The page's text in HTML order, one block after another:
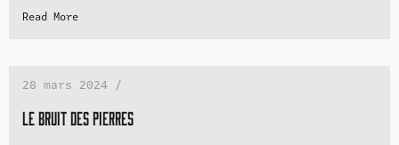
Read More
28 mars 2024 /
Le bruit des pierres